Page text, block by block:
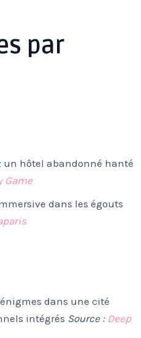
par
un hôtel abandonné hanté
Game
dans les égouts
dans une cité
intégrés Source : Deep